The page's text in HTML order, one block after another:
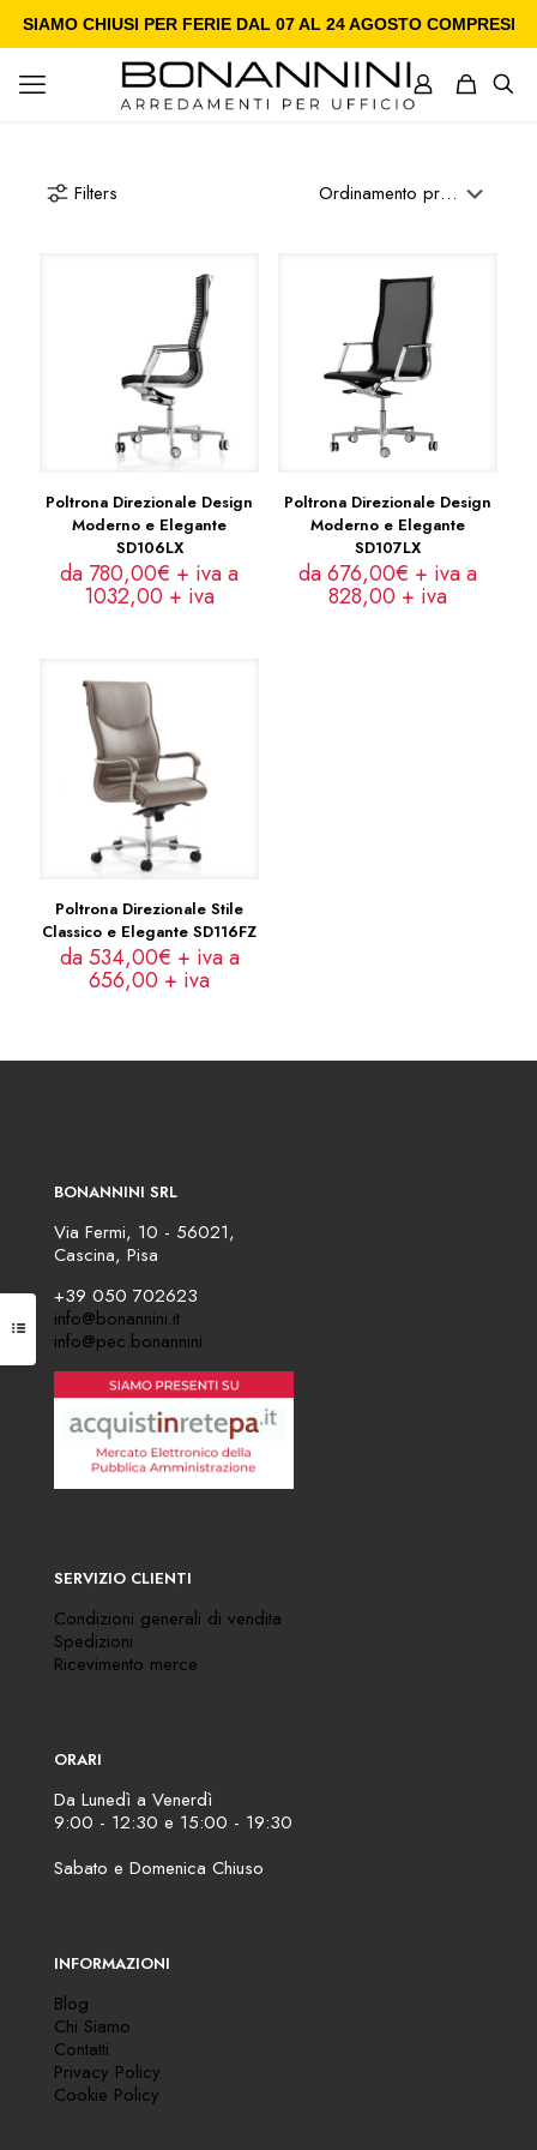
SIAMO CHIUSI PER FERIE DAL 07 AL 24 AGOSTO COMPRESI
Filters
Poltrona Direzionale Design
Moderno e Elegante
SD106LX
da 780,00€ + iva a
1032,00 + iva
Poltrona Direzionale Design
Moderno e Elegante
SD107LX
da 676,00€ + iva a
828,00 + iva
Poltrona Direzionale Stile
Classico e Elegante SD116FZ
da 534,00€ + iva a
656,00 + iva
BONANNINI SRL
Via Fermi, 10 - 56021,
Cascina, Pisa
+39 050 702623
info@bonannini.it
info@pec.bonannini
SERVIZIO CLIENTI
Condizioni generali di vendita
Spedizioni
Ricevimento merce
ORARI
Da Lunedì a Venerdì
9:00 - 12:30 e 15:00 - 19:30
Sabato e Domenica Chiuso
INFORMAZIONI
Blog
Chi Siamo
Contatti
Privacy Policy
Cookie Policy